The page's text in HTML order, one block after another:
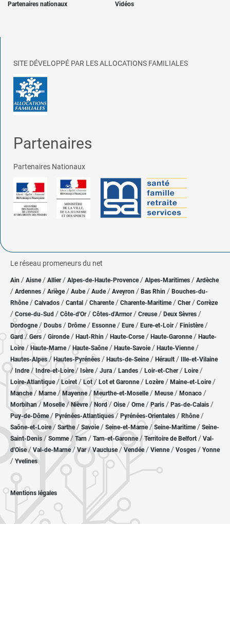
Partenaires nationaux Vidéos
SITE DÉVELOPPÉ PAR LES ALLOCATIONS FAMILIALES
Partenaires
Partenaires Nationaux
Le réseau promeneurs du net
Ain / Aisne/ Allier/ Alpes-de-Haute-Provence / Alpes-Maritimes / Ardèche
/ Ardennes / Ariège/ Aube/ Aude / Aveyron / Bas Rhin / Bouches-du-
Rhône/ Calvados / Cantal / Charente / Charente-Maritime/ Cher / Corrèze
/ Corse-du-Sud / Côte-d'Or / Côtes-d'Armor/ Creuse/ Deux Sèvres /
Dordogne/ Doubs / Drôme/ Essonne / Eure/ Eure-et-Loir / Finistère/
Gard/Gers / Gironde/ Haut-Rhin / Haute-Corse/ Haute-Garonne/ Haute-
Loire/Haute-Marne/ Haute-Saône/ Haute-Savoie/ Haute-Vienne/
Hautes-Alpes/ Hautes-Pyrénées / Hauts-de-Seine/ Hérault / Ille-et-Vilaine
/ Indre/ Indre-et-Loire/ Isère/ Jura / Landes / Loir-et-Cher/ Loire/
Loire-Atlantique/ Loiret / Lot/ Lot et Garonne/ Lozère / Maine-et-Loire/
Manche/ Marne/ Mayenne/ Meurthe-et-Moselle/ Meuse/ Monaco /
Morbihan/ Moselle/ Nièvre / Nord/ Oise / Orne/Paris / Pas-de-Calais /
Puy-de-Dôme/ Pyrénées-Atlantiques / Pyrénées-Orientales / Rhône/
Saône-et-Loire/ Sarthe/ Savoie/ Seine-et-Marne/ Seine-Maritime/ Seine-
Saint-Denis /Somme/ Tarn / Tarn-et-Garonne/Territoire de Belfort / Val-
d'Oise/ Val-de-Marne/Var/Vaucluse/ Vendée/ Vienne/ Vosges / Yonne
/ Yvelines
Mentions légales